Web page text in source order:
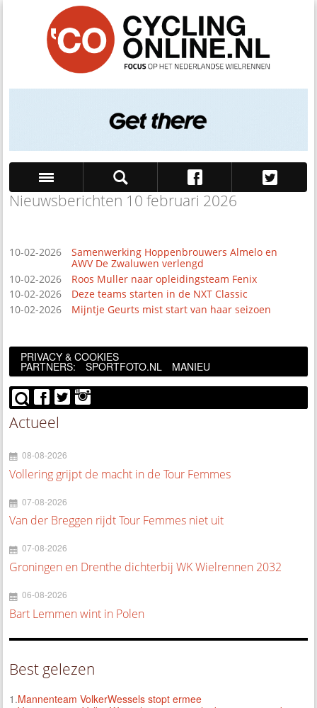
Nieuwsberichten 10 februari 2026
10-02-2026
Samenwerking Hoppenbrouwers Almelo en
AWV De Zwaluwen verlengd
10-02-2026
Roos Muller naar opleidingsteam Fenix
10-02-2026
Deze teams starten in de NXT Classic
10-02-2026
Mijntje Geurts mist start van haar seizoen
PRIVACY & COOKIES
PARTNERS: SPORTFOTO.NL MANIEU
Actueel
08-08-2026
Vollering grijpt de macht in de Tour Femmes
07-08-2026
Van der Breggen rijdt Tour Femmes niet uit
07-08-2026
Groningen en Drenthe dichterbij WK Wielrennen 2032
06-08-2026
Bart Lemmen wint in Polen
Best gelezen
1.Mannenteam VolkerWessels stopt ermee